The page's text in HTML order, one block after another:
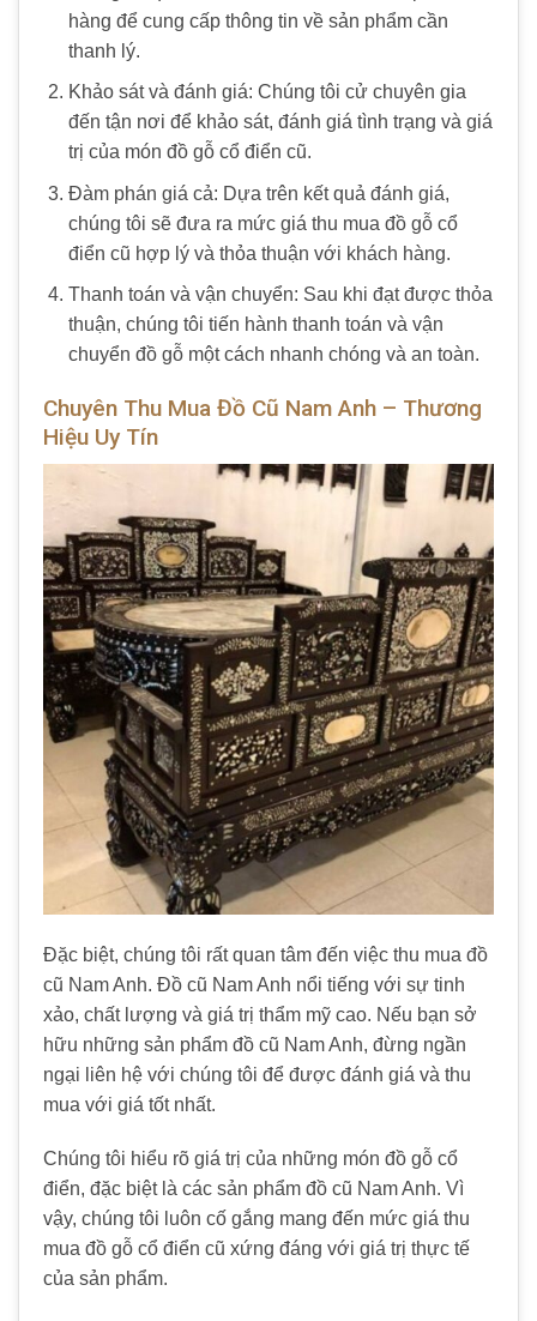
hàng để cung cấp thông tin về sản phẩm cần
thanh lý.
Khảo sát và đánh giá: Chúng tôi cử chuyên gia
đến tận nơi để khảo sát, đánh giá tình trạng và giá
trị của món đồ gỗ cổ điển cũ.
Đàm phán giá cả: Dựa trên kết quả đánh giá,
chúng tôi sẽ đưa ra mức giá thu mua đồ gỗ cổ
điển cũ hợp lý và thỏa thuận với khách hàng.
Thanh toán và vận chuyển: Sau khi đạt được thỏa
thuận, chúng tôi tiến hành thanh toán và vận
chuyển đồ gỗ một cách nhanh chóng và an toàn.
Chuyên Thu Mua Đồ Cũ Nam Anh – Thương
Hiệu Uy Tín
Đặc biệt, chúng tôi rất quan tâm đến việc thu mua đồ
cũ Nam Anh. Đồ cũ Nam Anh nổi tiếng với sự tinh
xảo, chất lượng và giá trị thẩm mỹ cao. Nếu bạn sở
hữu những sản phẩm đồ cũ Nam Anh, đừng ngần
ngại liên hệ với chúng tôi để được đánh giá và thu
mua với giá tốt nhất.
Chúng tôi hiểu rõ giá trị của những món đồ gỗ cổ
điển, đặc biệt là các sản phẩm đồ cũ Nam Anh. Vì
vậy, chúng tôi luôn cố gắng mang đến mức giá thu
mua đồ gỗ cổ điển cũ xứng đáng với giá trị thực tế
của sản phẩm.